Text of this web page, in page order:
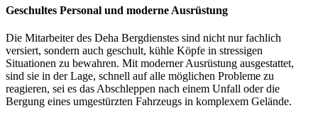
Geschultes Personal und moderne Ausrüstung
Die Mitarbeiter des Deha Bergdienstes sind nicht nur fachlich
versiert, sondern auch geschult, kühle Köpfe in stressigen
Situationen zu bewahren. Mit moderner Ausrüstung ausgestattet,
sind sie in der Lage, schnell auf alle möglichen Probleme zu
reagieren, sei es das Abschleppen nach einem Unfall oder die
Bergung eines umgestürzten Fahrzeugs in komplexem Gelände.